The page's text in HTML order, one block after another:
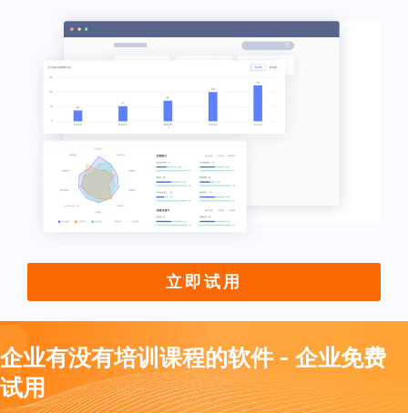
立即试用
企业有没有培训课程的软件 - 企业免费
试用